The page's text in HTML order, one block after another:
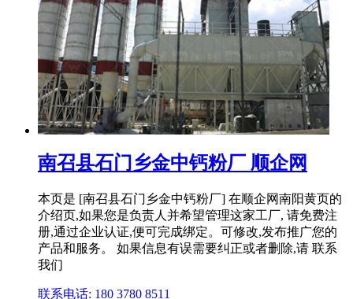
南召县石门乡金中钙粉厂 顺企网
本页是 [南召县石门乡金中钙粉厂] 在顺企网南阳黄页的
介绍页,如果您是负责人并希望管理这家工厂, 请免费注
册,通过企业认证,便可完成绑定。可修改,发布推广您的
产品和服务。 如果信息有误需要纠正或者删除,请 联系
我们
联系电话: 180 3780 8511